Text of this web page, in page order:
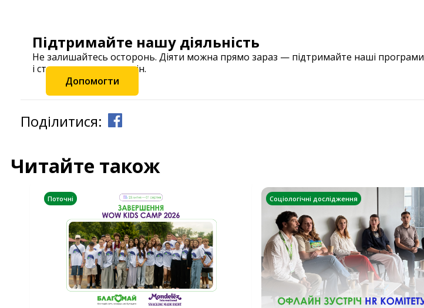
Підтримайте нашу діяльність
Не залишайтесь осторонь. Діяти можна прямо зараз — підтримайте наші програми
і станьте частиною змін.
Допомогти
Поділитися:
Читайте також
Поточні Соціологічні дослідження